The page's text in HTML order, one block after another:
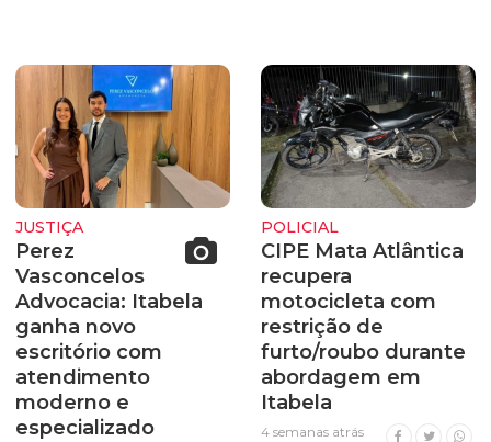
JUSTIÇA
Perez
Vasconcelos
Advocacia: Itabela
ganha novo
escritório com
atendimento
moderno e
especializado
POLICIAL
CIPE Mata Atlântica
recupera
motocicleta com
restrição de
furto/roubo durante
abordagem em
Itabela
4 semanas atrás